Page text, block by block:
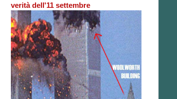
verità dell'11 settembre